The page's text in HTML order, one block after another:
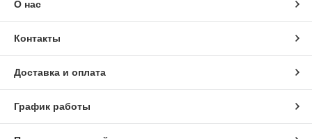
О нас
Контакты
Доставка и оплата
График работы